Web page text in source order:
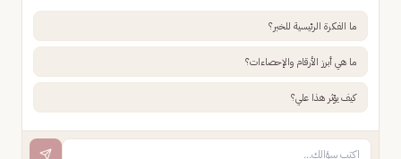
ما الفكرة الرئيسية للخبر؟
ما هي أبرز الأرقام والإحصاءات؟
كيف يؤثر هذا علي؟